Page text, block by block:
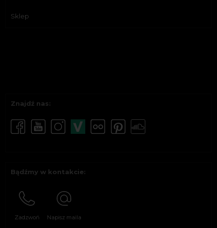
Sklep
Znajdź nas:
Bądźmy w kontakcie:
Zadzwoń Napisz maila